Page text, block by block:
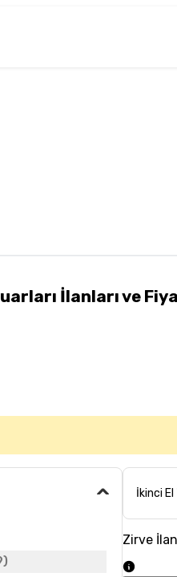
İlanları ve
)
İkinci El
Zirve